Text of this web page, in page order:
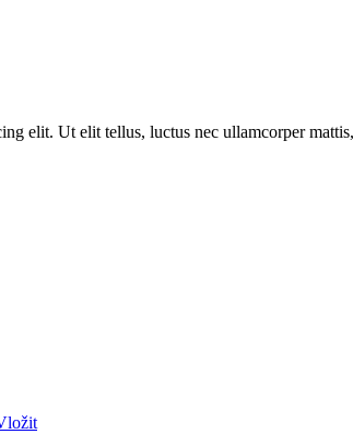
elit. Ut elit tellus, luctus nec ullamcorper